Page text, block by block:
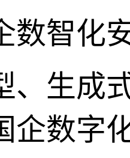
数智化
、生成
企数字